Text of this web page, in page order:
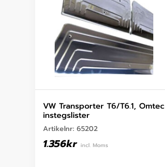
VW Transporter T6/T6.1, Omtec
instegslister
Artikelnr: 65202
1.356kr incl. Moms